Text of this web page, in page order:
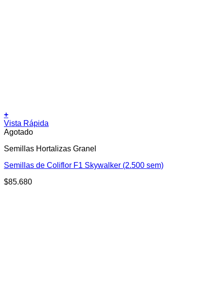
+
Vista Rápida
Agotado
Semillas Hortalizas Granel
Semillas de Coliflor F1 Skywalker (2.500 sem)
$85.680